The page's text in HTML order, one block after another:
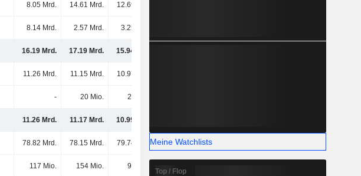
8.05 Mrd. 14.61 Mrd. 12.69 Mrd.
8.14 Mrd. 2.57 Mrd. 3.25 Mrd.
16.19 Mrd. 17.19 Mrd. 15.94 Mrd.
11.26 Mrd. 11.15 Mrd. 10.97 Mrd.
- 20 Mio. 26 Mio.
11.26 Mrd. 11.17 Mrd. 10.99 Mrd.
78.82 Mrd. 78.15 Mrd. 79.74 Mrd. 87.55 Mrd. 84.68 Mrd.
117 Mio. 154 Mio. 99 Mio.
Meine Watchlists
Top / Flop